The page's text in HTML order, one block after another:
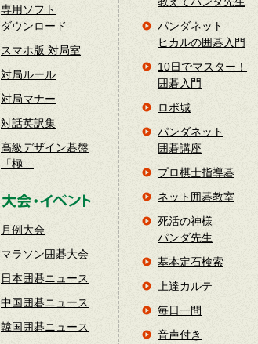
専用ソフト
ダウンロード
スマホ版 対局室
対局ルール
対局マナー
対話英訳集
高級デザイン碁盤
「極」
月例大会
マラソン囲碁大会
日本囲碁ニュース
中国囲碁ニュース
韓国囲碁ニュース
パンダネット
ヒカルの囲碁入門
10日でマスター！
囲碁入門
ロボ城
パンダネット
囲碁講座
プロ棋士指導碁
ネット囲碁教室
死活の神様
パンダ先生
基本定石検索
上達カルテ
毎日一問
音声付き